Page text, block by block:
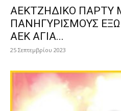
ΑΕΚΤΖΗΔΙΚΟ ΠΑΡΤΥ
ΠΑΝΗΓΥΡΙΣΜΟΥΣ
ΑΕΚ ΑΓΙΑ...
25 Σεπτεμβρίου 2023